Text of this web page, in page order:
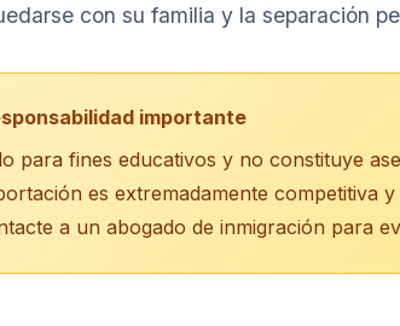
con su familia y la separación
importante
para fines educativos y no constituye
es extremadamente competitiva
a un abogado de inmigración para